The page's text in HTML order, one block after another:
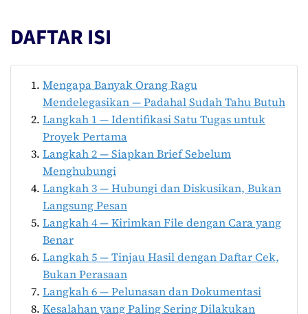
DAFTAR ISI
Mengapa Banyak Orang Ragu
Mendelegasikan — Padahal Sudah Tahu Butuh
Langkah 1 — Identifikasi Satu Tugas untuk
Proyek Pertama
Langkah 2 — Siapkan Brief Sebelum
Menghubungi
Langkah 3 — Hubungi dan Diskusikan, Bukan
Langsung Pesan
Langkah 4 — Kirimkan File dengan Cara yang
Benar
Langkah 5 — Tinjau Hasil dengan Daftar Cek,
Bukan Perasaan
Langkah 6 — Pelunasan dan Dokumentasi
Kesalahan yang Paling Sering Dilakukan